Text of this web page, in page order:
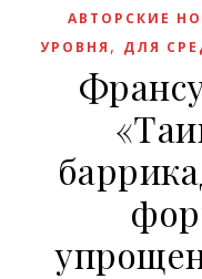
АВТОРСКИЕ
УРОВНЯ , ДЛЯ